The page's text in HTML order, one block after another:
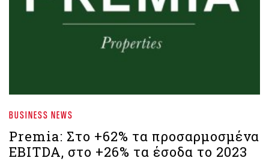
BUSINESS NEWS
Premia: Στο +62% τα προσαρμοσμένα
EBITDA, στο +26% τα έσοδα το 2023